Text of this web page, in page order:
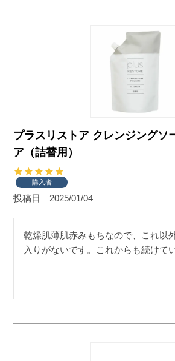
プラスリストア クレンジングソ
ア（詰替用）
購入者
投稿日 2025/01/04
乾燥肌薄肌赤みもちなので、これ以
入りがないです。これからも続けて